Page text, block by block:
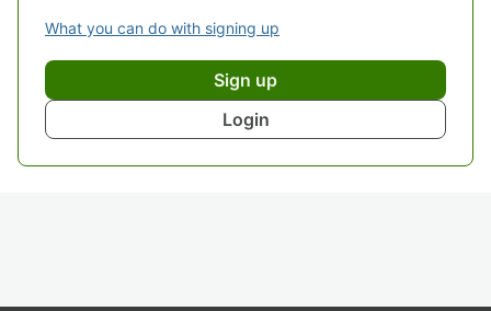
What you can do with signing up
Sign up
Login